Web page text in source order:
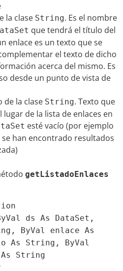
la clase String. Es el nombre
que tendrá el título del
enlace es un texto que se
el texto de dicho
acerca del mismo. Es
desde un punto de vista de
de la clase String. Texto que
de la lista de enlaces en
esté vacío (por ejemplo
han encontrado resultados
getListadoEnlaces
ds As DataSet,
ByVal enlace As
As String, ByVal
String